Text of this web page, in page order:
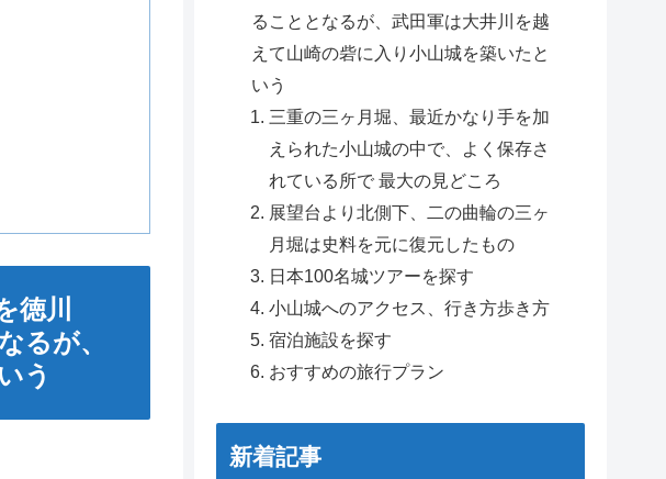
徳川
るが、
う
ることとなるが、武田軍は大井川を越
えて山崎の砦に入り小山城を築いたと
いう
三重の三ヶ月堀、最近かなり手を加
えられた小山城の中で、よく保存さ
れている所で 最大の見どころ
展望台より北側下、二の曲輪の三ヶ
月堀は史料を元に復元したもの
日本100名城ツアーを探す
小山城へのアクセス、行き方歩き方
宿泊施設を探す
おすすめの旅行プラン
新着記事